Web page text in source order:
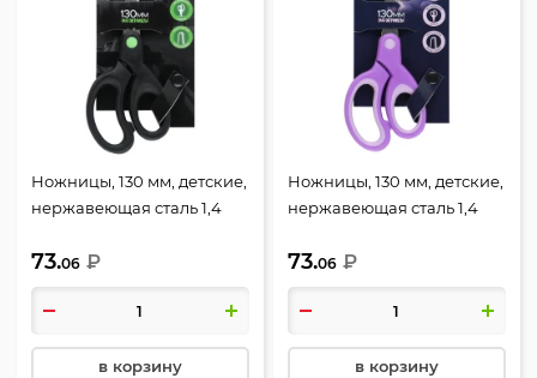
Ножницы, 130 мм, детские,
нержавеющая сталь 1,4
резиновые вставки,
Школа ПЛЮС, Sport car,
КОКОС, 262054
73.06 ₽
в корзину
Ножницы, 130 мм, детские,
нержавеющая сталь 1,4
резиновые вставки,
Школа ПЛЮС, Love cat,
КОКОС, 262055
73.06 ₽
в корзину